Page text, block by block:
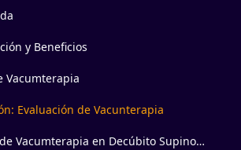
y Beneficios
Vacumterapia
Evaluación de Vacunterapia
Vacumterapia en Decúbito Supino